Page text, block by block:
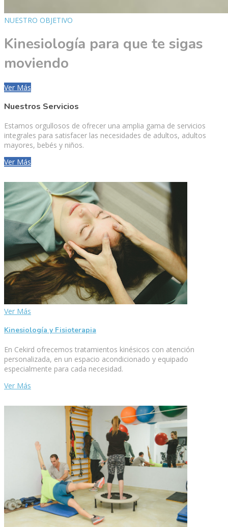
NUESTRO OBJETIVO
Kinesiología para que te sigas
moviendo
Ver Más
Nuestros Servicios
Estamos orgullosos de ofrecer una amplia gama de servicios
integrales para satisfacer las necesidades de adultos, adultos
mayores, bebés y niños.
Ver Más
Ver Más
Kinesiología y Fisioterapia
En Cekird ofrecemos tratamientos kinésicos con atención
personalizada, en un espacio acondicionado y equipado
especialmente para cada necesidad.
Ver Más